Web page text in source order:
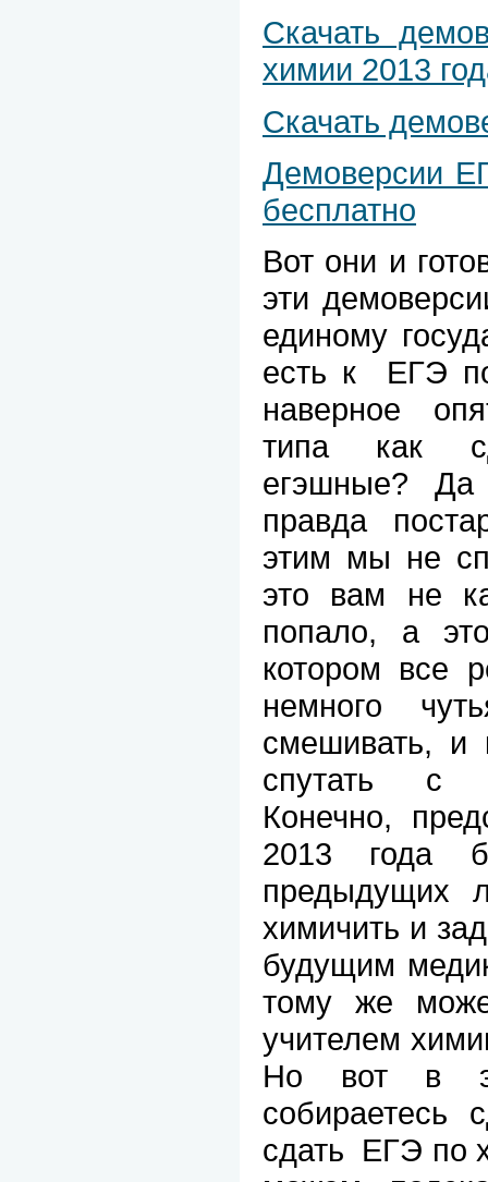
Скачать
химии 2013
Скачать
Демоверсии
бесплатно
Вот они и
эти
единому
есть к
ЕГЭ
наверное
типа как
егэшные? Да
правда
этим мы не
это вам не
попало, а
котором все
немного
смешивать, и
спутать с
Конечно,
2013 года
предыдущих
химичить и
будущим
тому же
учителем
Но вот в
собираетесь
сдать ЕГЭ по